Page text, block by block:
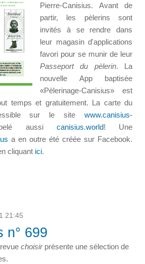
Pierre-Canisius. Avant de
partir, les pèlerins sont
invités à se rendre dans
leur magasin d'applications
favori pour se munir de leur
Passeport du pèlerin. La
nouvelle App baptisée
«Pèlerinage-Canisius» est
temps et gratuitement. La carte du
sur le site www.canisius-
aussi canisius.world! Une
a en outre été créée sur Facebook.
cliquant ici.
21:45
n° 699
choisirprésente une sélection de